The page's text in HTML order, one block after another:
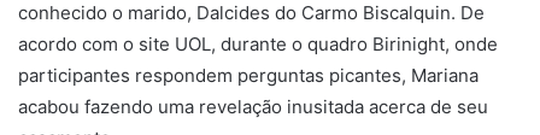
conhecido o marido, Dalcides do Carmo Biscalquin. De
acordo com o site UOL, durante o quadro Birinight, onde
participantes respondem perguntas picantes, Mariana
acabou fazendo uma revelação inusitada acerca de seu